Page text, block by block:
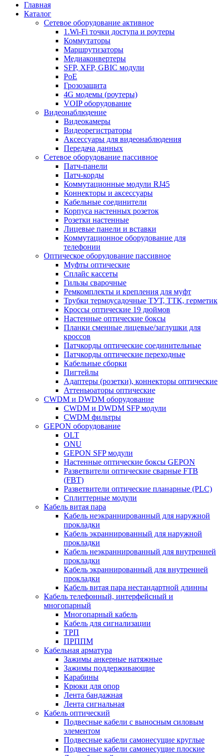
Главная
Каталог
Сетевое оборудование активное
1.Wi-Fi точки доступа и роутеры
Коммутаторы
Маршрутизаторы
Медиаконвертеры
SFP, XFP, GBIC модули
PoE
Грозозащита
4G модемы (роутеры)
VOIP оборудование
Видеонаблюдение
Видеокамеры
Видеорегистраторы
Аксессуары для видеонаблюдения
Передача данных
Сетевое оборудование пассивное
Патч-панели
Патч-корды
Коммутационные модули RJ45
Коннекторы и аксессуары
Кабельные соединители
Корпуса настенных розеток
Розетки настенные
Лицевые панели и вставки
Коммутационное оборудование для
телефонии
Оптическое оборудование пассивное
Муфты оптические
Сплайс кассеты
Гильзы сварочные
Ремкомплекты и крепления для муфт
Трубки термоусадочные ТУТ, ТТК, герметик
Кроссы оптические 19 дюймов
Настенные оптические боксы
Планки сменные лицевые/заглушки для
кроссов
Патчкорды оптические соединительные
Патчкорды оптические переходные
Кабельные сборки
Пигтейлы
Адаптеры (розетки), коннекторы оптические
Аттеньюаторы оптические
CWDM и DWDM оборудование
CWDM и DWDM SFP модули
CWDM фильтры
GEPON оборудование
OLT
ONU
GEPON SFP модули
Настенные оптические боксы GEPON
Разветвители оптические сварные FTB
(FBT)
Разветвители оптические планарные (PLC)
Сплиттерные модули
Кабель витая пара
Кабель неэкраннированный для наружной
прокладки
Кабель экраннированный для наружной
прокладки
Кабель неэкраннированный для внутренней
прокладки
Кабель экраннированный для внутренней
прокладки
Кабель витая пара нестандартной длинны
Кабель телефонный, интерфейсный и
многопарный
Многопарный кабель
Кабель для сигнализации
ТРП
ПРППМ
Кабельная арматура
Зажимы анкерные натяжные
Зажимы поддерживающие
Карабины
Крюки для опор
Лента бандажная
Лента сигнальная
Кабель оптический
Подвесные кабели с выносным силовым
элементом
Подвесные кабели самонесущие круглые
Подвесные кабели самонесущие плоские